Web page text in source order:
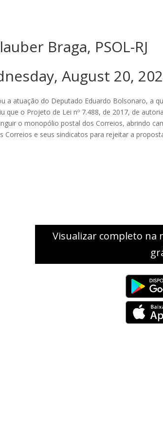
Braga, PSOL-RJ
August 20,
a atuação do Deputado Eduardo Bolsonaro, a
que o Projeto de Lei nº 7.488, de 2017, de
o monopólio postal dos Correios, abrindo
Correios e seus sindicatos para rejeitar a
Visualizar completo na